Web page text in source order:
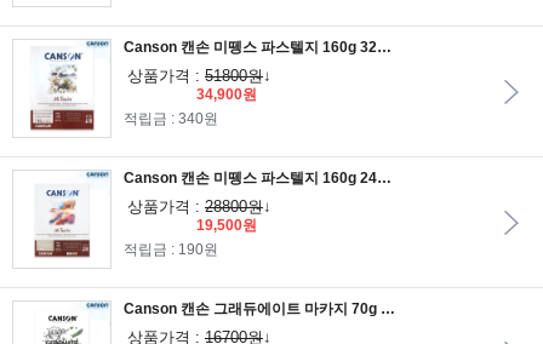
Canson 캔손 미뗑스 파스텔지 160g 32x41cm 20매 1면제본
상품가격 : 51800원↓
34,900원
적립금 : 340원
Canson 캔손 미뗑스 파스텔지 160g 24x32cm 20매 1면제본
상품가격 : 28800원↓
19,500원
적립금 : 190원
Canson 캔손 그래듀에이트 마카지 70g 21x29.7cm 50매 1면제본/A4스케치북
상품가격 : 16700원↓